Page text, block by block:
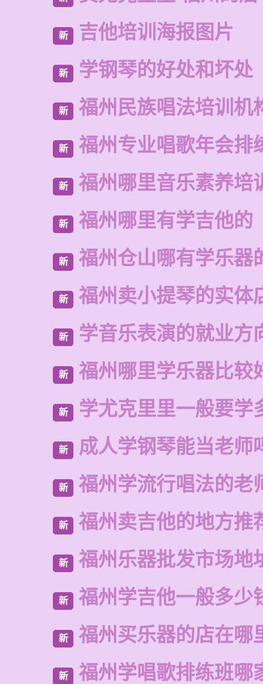
新 吉他培训海报图片
新 学钢琴的好处和坏处
新 福州民族唱法培训机
新 福州专业唱歌年会排
新 福州哪里音乐素养培
新 福州哪里有学吉他的
新 福州仓山哪有学乐器
新 福州卖小提琴的实体
新 学音乐表演的就业方
新 福州哪里学乐器比较
新 学尤克里里一般要学
新 成人学钢琴能当老师
新 福州学流行唱法的老
新 福州卖吉他的地方推
新 福州乐器批发市场地
新 福州学吉他一般多少
新 福州买乐器的店在哪
新 福州学唱歌排练班哪